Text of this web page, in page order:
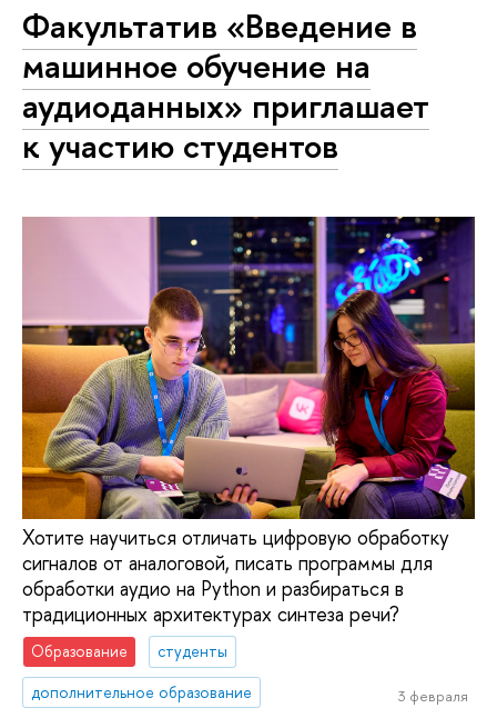
Факультатив «Введение в
машинное обучение на
аудиоданных» приглашает
к участию студентов
Хотите научиться отличать цифровую обработку
сигналов от аналоговой, писать программы для
обработки аудио на Python и разбираться в
традиционных архитектурах синтеза речи?
Образование
студенты
дополнительное образование
3 февраля